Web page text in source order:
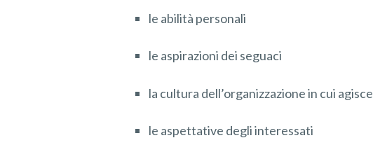
le abilità personali
le aspirazioni dei seguaci
la cultura dell’organizzazione in cui agisce
le aspettative degli interessati